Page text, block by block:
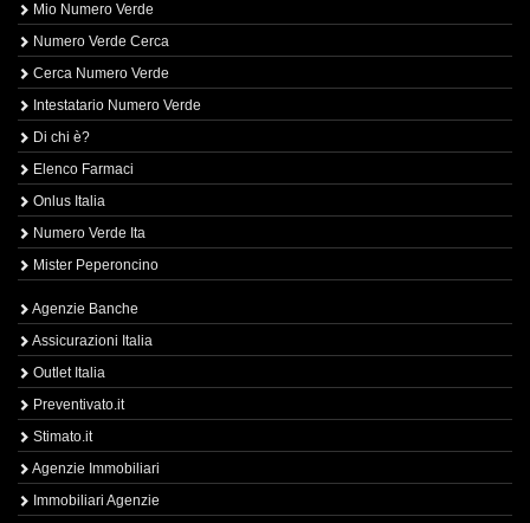
Mio Numero Verde
Numero Verde Cerca
Cerca Numero Verde
Intestatario Numero Verde
Di chi è?
Elenco Farmaci
Onlus Italia
Numero Verde Ita
Mister Peperoncino
Agenzie Banche
Assicurazioni Italia
Outlet Italia
Preventivato.it
Stimato.it
Agenzie Immobiliari
Immobiliari Agenzie